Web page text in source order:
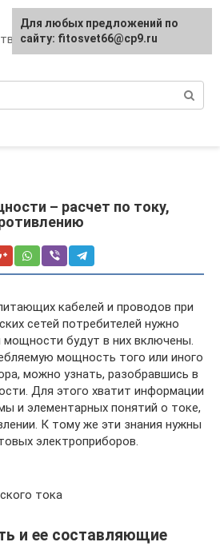
электроприборы и
– расчет по току,
кабелей и проводов при
сетей потребителей нужно
мощности будут в них включены.
мощность того или иного
можно узнать, разобравшись в
Для этого хватит информации
и элементарных понятий о токе,
К тому же эти знания нужны
электроприборов.
тока
и ее составляющие
Для любых предложений по
сайту: fitosvet66@cp9.ru